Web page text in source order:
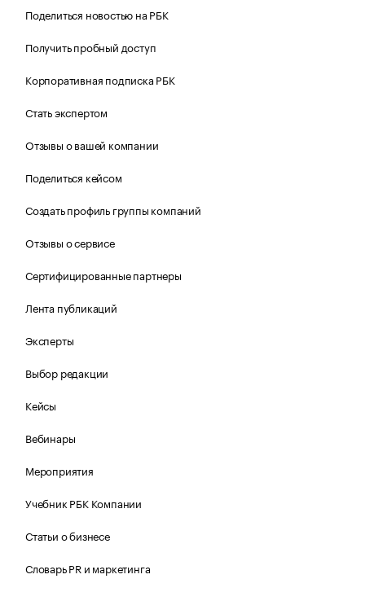
Поделиться новостью на РБК
Получить пробный доступ
Корпоративная подписка РБК
Стать экспертом
Отзывы о вашей компании
Поделиться кейсом
Создать профиль группы компаний
Отзывы о сервисе
Сертифицированные партнеры
Лента публикаций
Эксперты
Выбор редакции
Кейсы
Вебинары
Мероприятия
Учебник РБК Компании
Статьи о бизнесе
Словарь PR и маркетинга